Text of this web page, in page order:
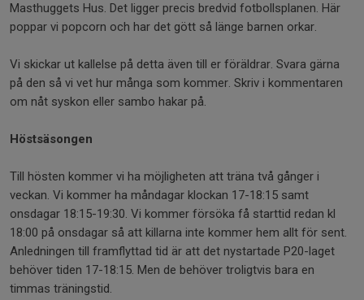
Masthuggets Hus. Det ligger precis bredvid fotbollsplanen. Här
poppar vi popcorn och har det gött så länge barnen orkar.
Vi skickar ut kallelse på detta även till er föräldrar. Svara gärna
på den så vi vet hur många som kommer. Skriv i kommentaren
om nåt syskon eller sambo hakar på.
Höstsäsongen
Till hösten kommer vi ha möjligheten att träna två gånger i
veckan. Vi kommer ha måndagar klockan 17-18:15 samt
onsdagar 18:15-19:30. Vi kommer försöka få starttid redan kl
18:00 på onsdagar så att killarna inte kommer hem allt för sent.
Anledningen till framflyttad tid är att det nystartade P20-laget
behöver tiden 17-18:15. Men de behöver troligtvis bara en
timmas träningstid.